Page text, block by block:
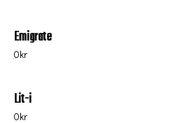
Emigrate
0kr
Lit-i
0kr